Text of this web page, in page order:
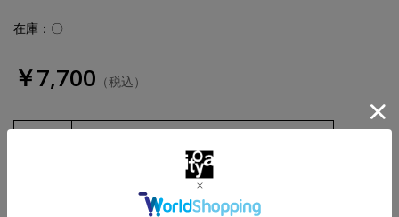
在庫：〇
￥7,700 （税込）